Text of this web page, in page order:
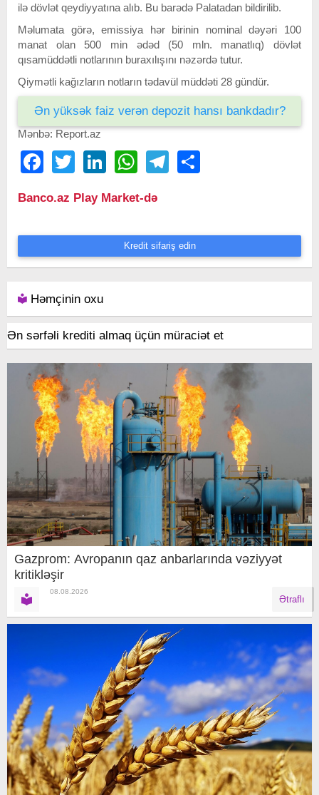
ilə dövlət qeydiyyatına alıb. Bu barədə Palatadan bildirilib.
Məlumata görə, emissiya hər birinin nominal dəyəri 100
manat olan 500 min ədəd (50 mln. manatlıq) dövlət
qısamüddətli notlarının buraxılışını nəzərdə tutur.
Qiymətli kağızların notların tədavül müddəti 28 gündür.
Ən yüksək faiz verən depozit hansı bankdadır?
Mənbə: Report.az
FacebookTwitter LinkedIn WhatsAppTelegram
Banco.az Play Market-də
Kredit sifariş edin
Həmçinin oxu
Ən sərfəli krediti almaq üçün müraciət et
Gazprom: Avropanın qaz anbarlarında vəziyyət
kritikləşir
08.08.2026
Ətraflı